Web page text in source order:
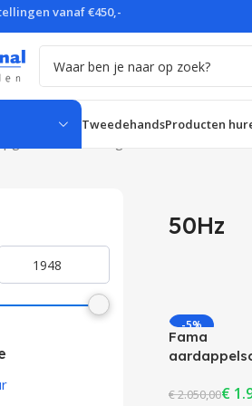
vanaf €450,-
Bar- &
TweedehandsProducten
50Hz
-5%
Fama
€2.050,00€